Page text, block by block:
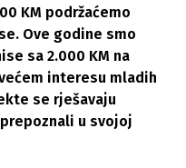
KM podržaćemo
Ove godine smo
sa 2.000 KM na
interesu mladih
se rješavaju
u svojoj